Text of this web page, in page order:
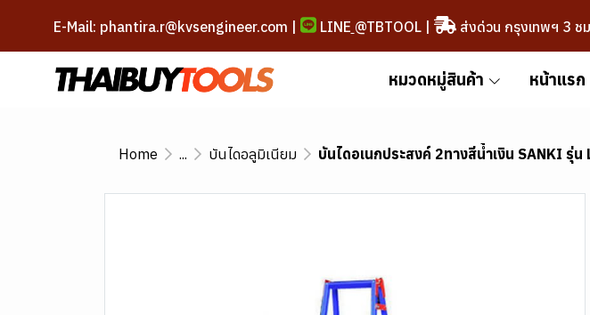
E-Mail: phantira.r@kvsengineer.com | LINE @TBTOOL| ส่งด่วน กรุงเทพฯ 3 ช
หมวดหมู่สินค้า หน้าแรก
Home ... บันไดอลูมิเนียม บันไดอเนกประสงค์ 2ทางสีน้ำเงิน SANKI รุ่